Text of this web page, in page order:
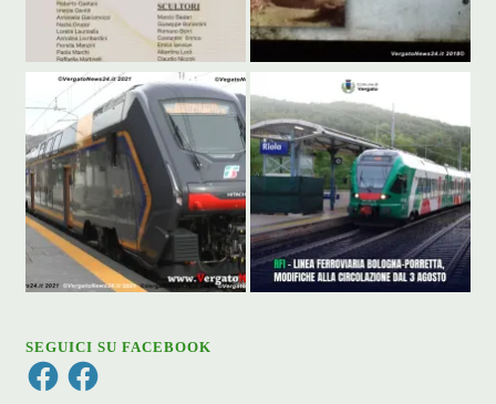
SEGUICI SU FACEBOOK
FacebookFacebook